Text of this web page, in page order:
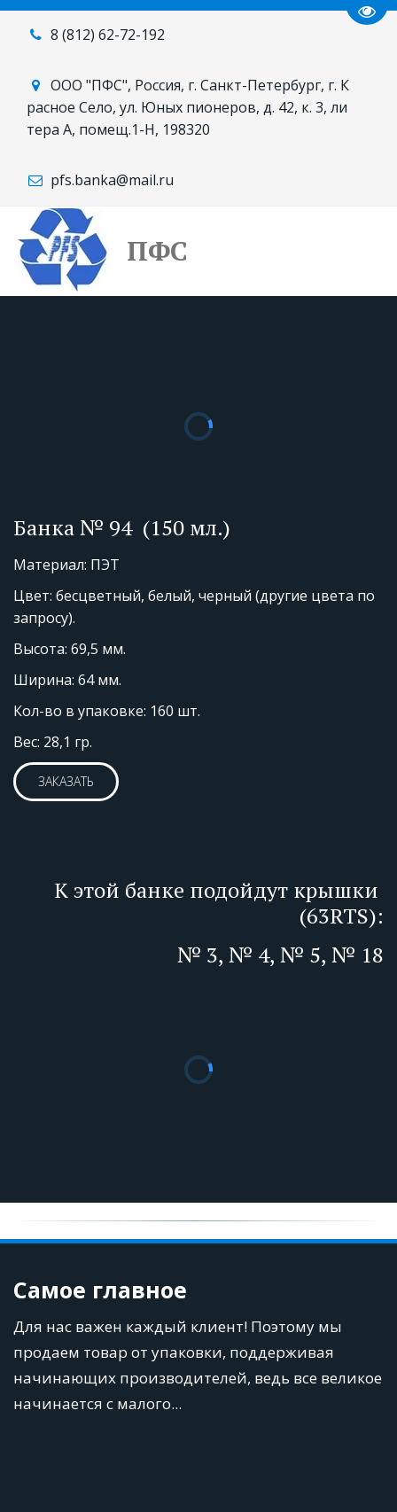
8 (812) 62-72-192
ООО "ПФС", Россия, г. Санкт-Петербург, г. К
расное Село, ул. Юных пионеров, д. 42, к. 3, ли
тера А, помещ.1-Н, 198320
pfs.banka@mail.ru
ПФС
Банка № 94  (150 мл.)
Материал: ПЭТ
Цвет: бесцветный, белый, черный (другие цвета по
запросу).
Высота: 69,5 мм.
Ширина: 64 мм.
Кол-во в упаковке: 160 шт.
Вес: 28,1 гр.
ЗАКАЗАТЬ
К этой банке подойдут крышки
(63RTS):
№ 3, № 4, № 5, № 18
Самое главное
Для нас важен каждый клиент! Поэтому мы
продаем товар от упаковки, поддерживая
начинающих производителей, ведь все великое
начинается с малого...